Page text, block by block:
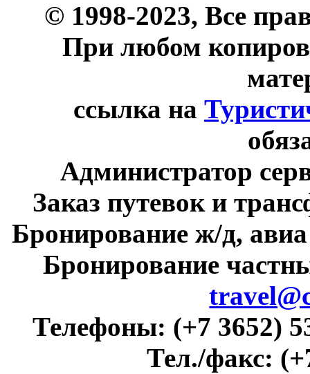
© 1998-2023, Все
При любом
ссылка на
Администратор
Заказ путевок и
Бронирование ж/д,
Бронирование
Телефоны: (+7 3652)
Тел./факс: